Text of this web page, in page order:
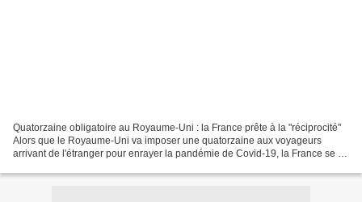
Quatorzaine obligatoire au Royaume-Uni : la France prête à la "réciprocité"
Alors que le Royaume-Uni va imposer une quatorzaine aux voyageurs
arrivant de l'étranger pour enrayer la pandémie de Covid-19, la France se dit